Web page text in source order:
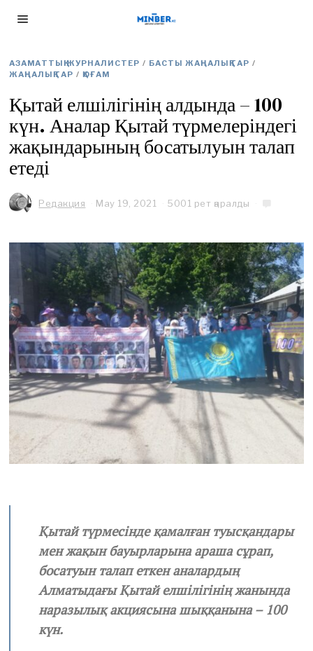
АЗАМАТТЫҚ ЖУРНАЛИСТЕР / БАСТЫ ЖАҢАЛЫҚТАР /
ЖАҢАЛЫҚТАР / ҚОҒАМ
Қытай елшілігінің алдында – 100
күн. Аналар Қытай түрмелеріндегі
жақындарының босатылуын талап
етеді
Редакция May 19, 2021
2
7
,
2
0
2
1
5001 рет қаралды
Қытай түрмесінде қамалған туысқандары
мен жақын бауырларына араша сұрап,
босатуын талап еткен аналардың
Алматыдағы Қытай елшілігінің жанында
наразылық акциясына шыққанына – 100
күн.